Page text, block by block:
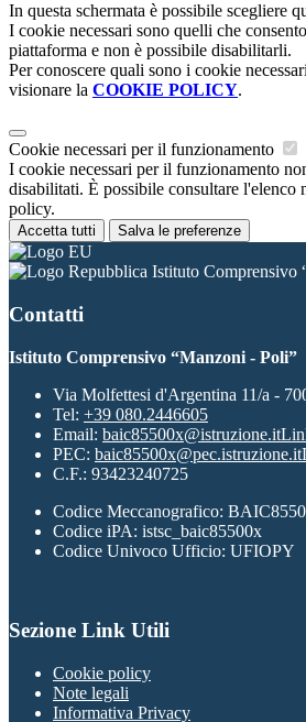
In questa schermata è possibile scegliere
I cookie necessari sono quelli che
piattaforma e non è possibile disabilitarli.
Per conoscere quali sono i cookie
visionare la COOKIE POLICY.
Cookie necessari per il funzionamento
I cookie necessari per il funzionamento
disabilitati. È possibile consultare l'elenco
policy.
Accetta tutti Salva le preferenze
Istituto Comprensivo
Contatti
Istituto Comprensivo “Manzoni - Poli”
Via Molfettesi d'Argentina 11/a -
Tel: +39 080.2446605
Email: baic85500x@istruzione.it
PEC: baic85500x@pec.istruzione.it
C.F.: 93423240725
Codice Meccanografico:
Codice iPA: istsc_baic85500x
Codice Univoco Ufficio: UFIOPY
Sezione Link Utili
Cookie policy
Note legali
Informativa Privacy